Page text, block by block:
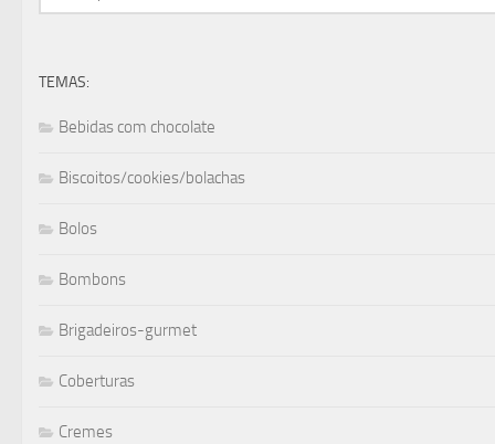
por:
TEMAS:
Bebidas com chocolate
Biscoitos/cookies/bolachas
Bolos
Bombons
Brigadeiros-gurmet
Coberturas
Cremes